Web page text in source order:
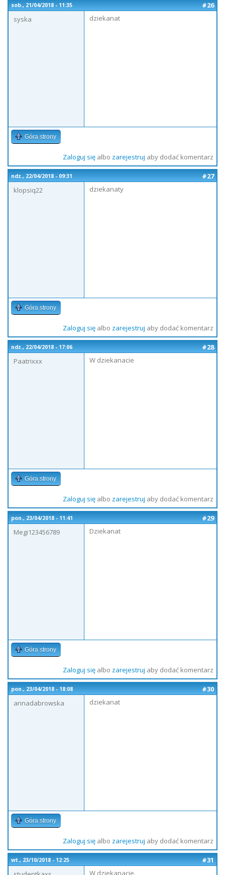
sob., 21/04/2018 - 11:35
#26
syska
dziekanat
Góra strony
Zaloguj sięalbo zarejestruj aby dodać komentarz
ndz., 22/04/2018 - 09:31
#27
klopsiq22
dziekanaty
Góra strony
Zaloguj sięalbo zarejestruj aby dodać komentarz
ndz., 22/04/2018 - 17:06
#28
Paatrixxx
W dziekanacie
Góra strony
Zaloguj sięalbo zarejestruj aby dodać komentarz
pon., 23/04/2018 - 11:41
#29
Megi123456789
Dziekanat
Góra strony
Zaloguj sięalbo zarejestruj aby dodać komentarz
pon., 23/04/2018 - 18:08
#30
annadabrowska
dziekanat
Góra strony
Zaloguj sięalbo zarejestruj aby dodać komentarz
wt., 23/10/2018 - 12:25
#31
W dziekanacie.